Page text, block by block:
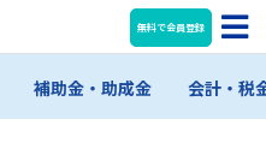
無料で会員登録
補助金・助成金 会計・税